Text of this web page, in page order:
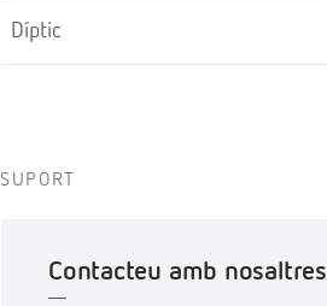
Díptic
SUPORT
Contacteu amb nosaltres